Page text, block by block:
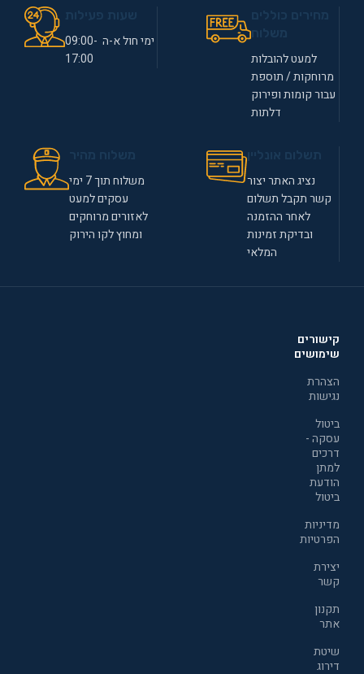
למעט להובלות
מרוחקות / תוספת
עבור קומות ופירוק
דלתות
ימי חול א-ה 09:00-
17:00
נציג האתר יצור
קשר תקבל תשלום
לאחר ההזמנה
ובדיקת זמינות
המלאי
משלוח תוך 7 ימי
עסקים למעט
לאזורים מרוחקים
ומחוץ לקו הירוק
קישורים
שימושים
הצהרת
נגישות
ביטול
עסקה -
דרכים
למתן
הודעת
ביטול
מדיניות
הפרטיות
יצירת
קשר
תקנון
אתר
שיטת
דירוג